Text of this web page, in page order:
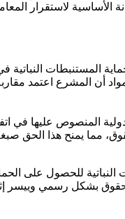
الأساسية لاستقرار
المنظمة لحماية
من صياغة هذه المواد أن
أو لمن انتقلت إليه الحقوق، مما